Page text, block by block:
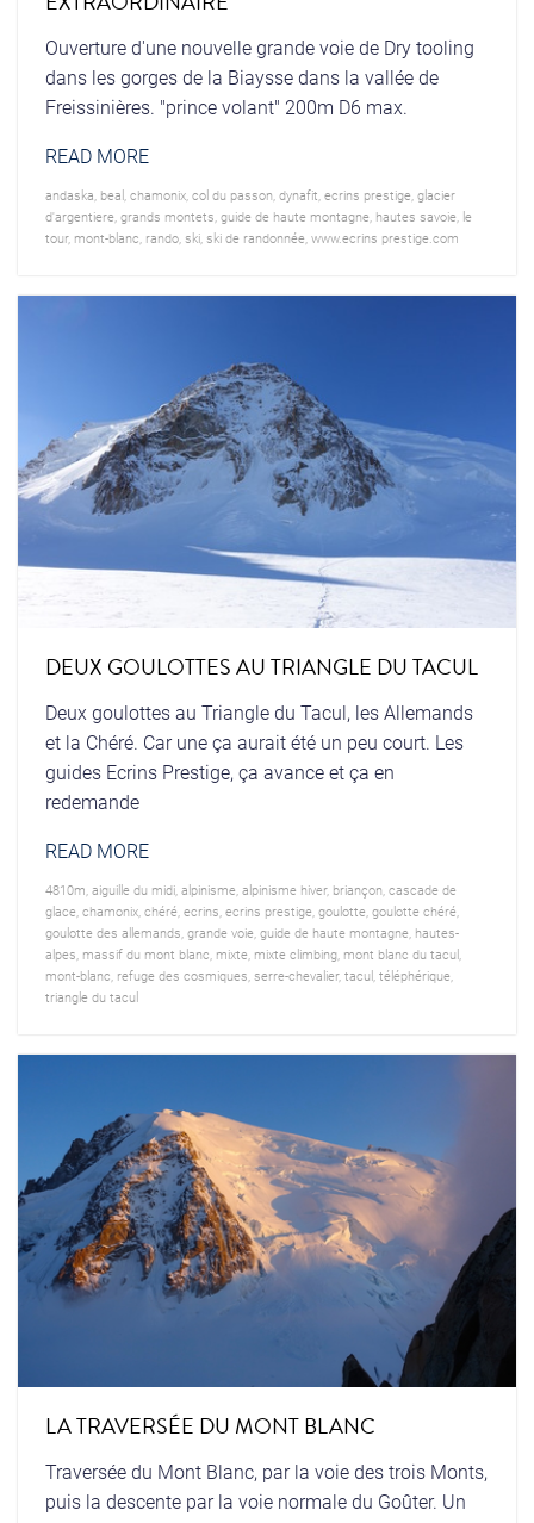
Ouverture d'une nouvelle grande voie de Dry tooling
dans les gorges de la Biaysse dans la vallée de
Freissinières. "prince volant" 200m D6 max.
READ MORE
andaska beal, chamonix, col du passon dynafit ecrins prestige, glacier
d'argentiere, grands montets guide de haute montagne, hautes savoie, le
tour, mont-blanc rando, ski, ski de randonnée, www.ecrins prestige.com
DEUX GOULOTTES AU TRIANGLE DU TACUL
Deux goulottes au Triangle du Tacul, les Allemands
et la Chéré. Car une ça aurait été un peu court. Les
guides Ecrins Prestige, ça avance et ça en
redemande
READ MORE
4810m aiguille du midi, alpinisme, alpinisme hiver, briançon cascade de
glace, chamonix, chéré, ecrins ecrins prestige, goulotte, goulotte chéré,
goulotte des allemands grande voie, guide de haute montagne, hautes-
alpes massif du mont blanc mixte, mixte climbing, mont blanc du tacul,
mont-blanc refuge des cosmiques serre-chevalier, tacul, téléphérique,
triangle du tacul
LA TRAVERSÉE DU MONT BLANC
Traversée du Mont Blanc, par la voie des trois Monts,
puis la descente par la voie normale du Goûter. Un